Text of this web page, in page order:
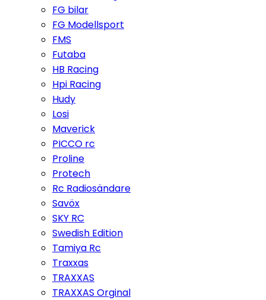
FG bilar
FG Modellsport
FMS
Futaba
HB Racing
Hpi Racing
Hudy
Losi
Maverick
PICCO rc
Proline
Protech
Rc Radiosändare
Savöx
SKY RC
Swedish Edition
Tamiya Rc
Traxxas
TRAXXAS
TRAXXAS Orginal